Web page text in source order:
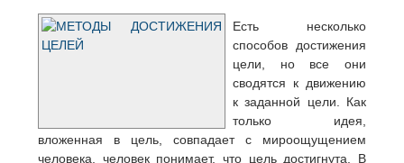
Есть несколько
способов достижения
цели, но все они
сводятся к движению
к заданной цели. Как
только идея,
вложенная в цель, совпадает с мироощущением
человека, человек понимает, что цель достигнута. В